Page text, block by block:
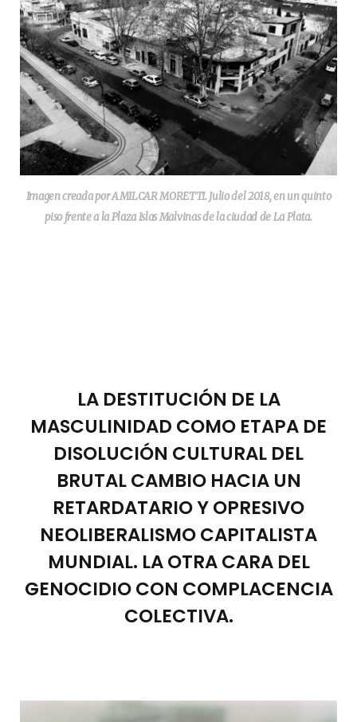
Imagen creada por AMILCAR MORETTI. Julio del 2018, en un quinto
piso frente a la Plaza Islas Malvinas de la ciudad de La Plata.
LA DESTITUCIÓN DE LA
MASCULINIDAD COMO ETAPA DE
DISOLUCIÓN CULTURAL DEL
BRUTAL CAMBIO HACIA UN
RETARDATARIO Y OPRESIVO
NEOLIBERALISMO CAPITALISTA
MUNDIAL. LA OTRA CARA DEL
GENOCIDIO CON COMPLACENCIA
COLECTIVA.